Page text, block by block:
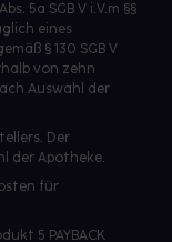
5a SGB V i.V.m §§
eines
§ 130 SGB V
von zehn
Auswahl der
Der
der Apotheke.
für
5 PAYBACK